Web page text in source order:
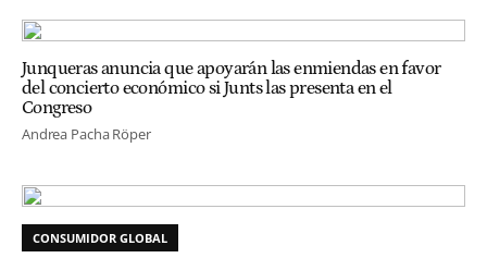
Junqueras anuncia que apoyarán las enmiendas en favor
del concierto económico si Junts las presenta en el
Congreso
Andrea Pacha Röper
CONSUMIDOR GLOBAL